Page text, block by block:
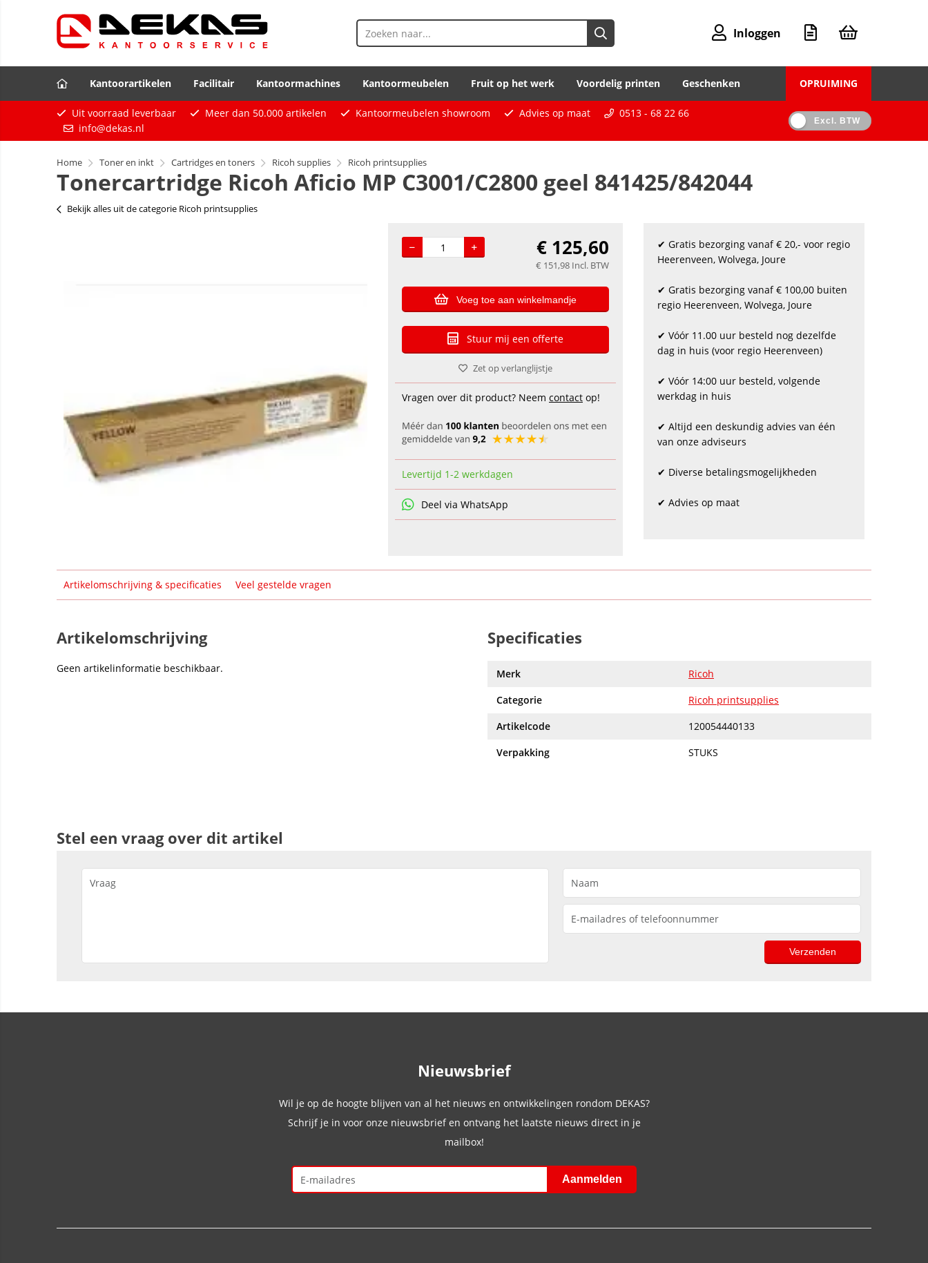
Inloggen
Kantoorartikelen Facilitair Kantoormachines Kantoormeubelen Fruit op het werk Voordelig printen Geschenken OPRUIMING
Uit voorraad leverbaar Meer dan 50.000 artikelen Kantoormeubelen showroom Advies op maat
0513 - 68 22 66
info@dekas.nl
Excl. BTW
Home Toner en inkt Cartridges en toners Ricoh supplies Ricoh printsupplies
Tonercartridge Ricoh Aficio MP C3001/C2800 geel 841425/842044
Bekijk alles uit de categorie Ricoh printsupplies
€ 125,60
€ 151,98 Incl. BTW
Voeg toe aan winkelmandje
Stuur mij een offerte
Zet op verlanglijstje
Vragen over dit product? Neem contact op!
Levertijd 1-2 werkdagen
Deel via WhatsApp
✔ Gratis bezorging vanaf € 20,- voor regio
Heerenveen, Wolvega, Joure
✔ Gratis bezorging vanaf € 100,00 buiten
regio Heerenveen, Wolvega, Joure
✔ Vóór 11.00 uur besteld nog dezelfde
dag in huis (voor regio Heerenveen)
✔ Vóór 14:00 uur besteld, volgende
werkdag in huis
✔ Altijd een deskundig advies van één
van onze adviseurs
✔ Diverse betalingsmogelijkheden
✔ Advies op maat
Artikelomschrijving & specificaties Veel gestelde vragen
Artikelomschrijving
Geen artikelinformatie beschikbaar.
Specificaties
Merk
Ricoh
Categorie
Ricoh printsupplies
Artikelcode
120054440133
Verpakking
STUKS
Stel een vraag over dit artikel
Nieuwsbrief
Wil je op de hoogte blijven van al het nieuws en ontwikkelingen rondom DEKAS?
Schrijf je in voor onze nieuwsbrief en ontvang het laatste nieuws direct in je
mailbox!